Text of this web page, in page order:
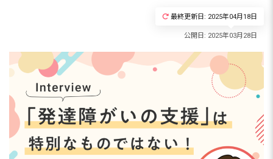
最終更新日: 2025年04月18日